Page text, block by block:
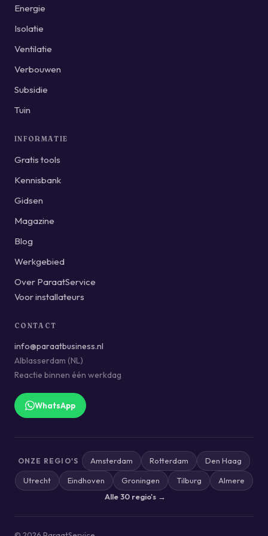
Energie
Isolatie
Ventilatie
Verbouwen
Subsidie
Tuin
INFORMATIE
Gratis tools
Kennisbank
Gidsen
Magazine
Blog
Werkgebied
Over ParaatService
Voor installateurs
CONTACT
info@paraatbusiness.nl
Alblasserdam (NL)
Reactie binnen één werkdag
WhatsApp
ONZE REGIO'S Amsterdam Rotterdam Den Haag
Utrecht Eindhoven Groningen Tilburg
Almere
Alle 30 regio's →